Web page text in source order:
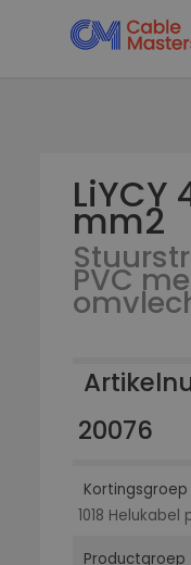
Home/ Catalogus
LiYCY 44X0,34
LiYCY
mm2
PVC
20076
Kortingsgroep
1018
Productgroep